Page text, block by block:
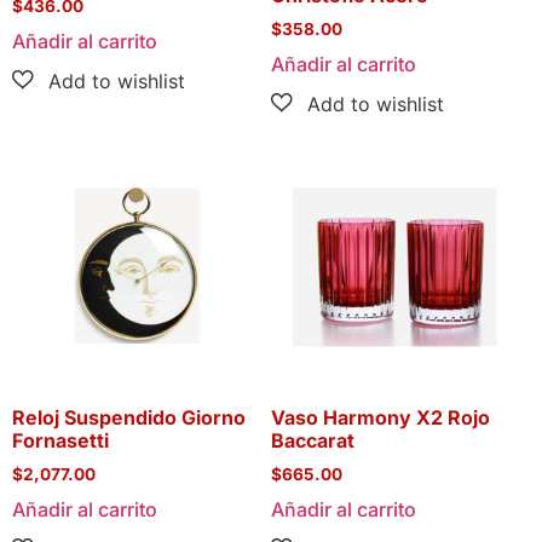
$436.00
Añadir al carrito $358.00
Añadir al carrito
Reloj Suspendido Giorno
Fornasetti
$2,077.00
Añadir al carrito
Vaso Harmony X2 Rojo
Baccarat
$665.00
Añadir al carrito